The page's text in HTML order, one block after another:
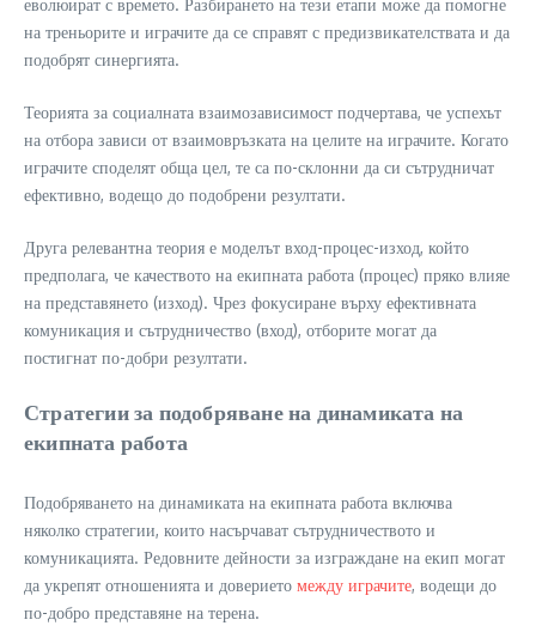
еволюират с времето. Разбирането на тези етапи може да помогне
на треньорите и играчите да се справят с предизвикателствата и да
подобрят синергията.
Теорията за социалната взаимозависимост подчертава, че успехът
на отбора зависи от взаимовръзката на целите на играчите. Когато
играчите споделят обща цел, те са по-склонни да си сътрудничат
ефективно, водещо до подобрени резултати.
Друга релевантна теория е моделът вход-процес-изход, който
предполага, че качеството на екипната работа (процес) пряко влияе
на представянето (изход). Чрез фокусиране върху ефективната
комуникация и сътрудничество (вход), отборите могат да
постигнат по-добри резултати.
Стратегии за подобряване на динамиката на
екипната работа
Подобряването на динамиката на екипната работа включва
няколко стратегии, които насърчават сътрудничеството и
комуникацията. Редовните дейности за изграждане на екип могат
да укрепят отношенията и доверието между играчите, водещи до
по-добро представяне на терена.